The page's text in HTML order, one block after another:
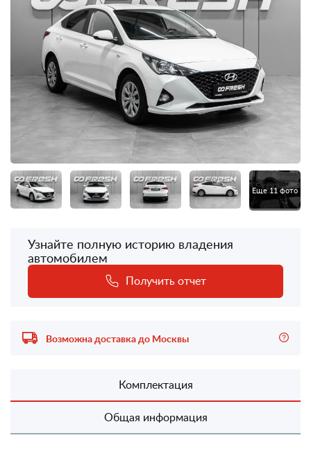
Еще 11 фото
Узнайте полную историю владения
автомобилем
Получить отчет
Возможна доставка до Москвы
Комплектация
Общая информация